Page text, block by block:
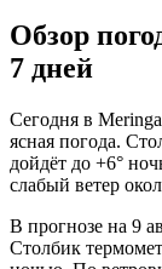
Обзор
7 дней
Сегодня в
ясная погода.
дойдёт до +6°
слабый ветер
В прогнозе на 9
Столбик